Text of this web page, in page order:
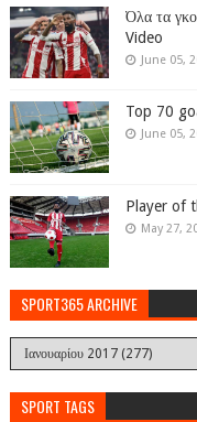
Όλα τα
Video
June 05,
Top 70
June 05,
Player of
May 27,
SPORT365 ARCHIVE
SPORT TAGS